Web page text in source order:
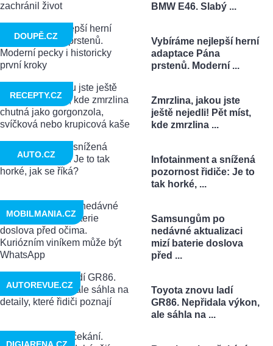
BMW E46. Slabý ...
Vybíráme nejlepší herní
adaptace Pána
prstenů. Moderní ...
DOUPĚ.CZ
Zmrzlina, jakou jste
ještě nejedli! Pět míst,
kde zmrzlina ...
RECEPTY.CZ
Infotainment a snížená
pozornost řidiče: Je to
tak horké, ...
AUTO.CZ
Samsungům po
nedávné aktualizaci
mizí baterie doslova
před ...
MOBILMANIA.CZ
Toyota znovu ladí
GR86. Nepřidala výkon,
ale sáhla na ...
AUTOREVUE.CZ